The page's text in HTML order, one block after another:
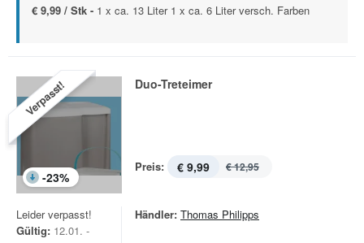
€ 9,99 / Stk - 1 x ca. 13 Liter 1 x ca. 6 Liter versch. Farben
Verpasst!
-23%
Duo-Treteimer
Preis: € 9,99 € 12,95
Leider verpasst!
Gültig: 12.01. -
Händler: Thomas Philipps